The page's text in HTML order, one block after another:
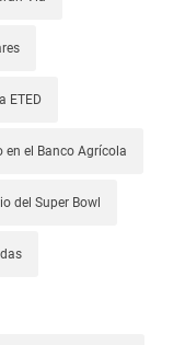
ETED
en el Banco Agrícola
del Super Bowl